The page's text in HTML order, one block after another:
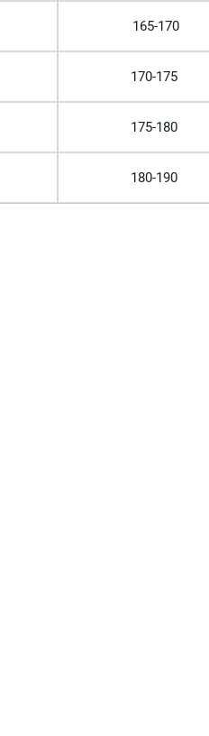
165-170
170-175
175-180
180-190